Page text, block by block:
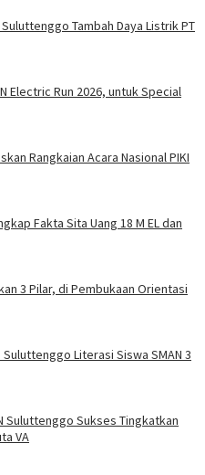
Tambah Daya Listrik PT
Electric Run 2026, untuk Special
Rangkaian Acara Nasional PIKI
Fakta Sita Uang 18 M EL dan
3 Pilar, di Pembukaan Orientasi
Suluttenggo Literasi Siswa SMAN 3
Suluttenggo Sukses Tingkatkan
VA